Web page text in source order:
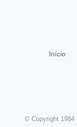
Início
© Copyright 1984